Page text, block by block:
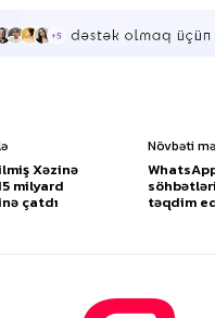
Xəzinə
milyard
çatdı
Növbəti
təqdim